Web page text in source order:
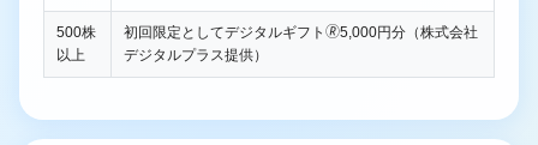
500株
以上
初回限定としてデジタルギフト🄬5,000円分（株式会社
デジタルプラス提供）